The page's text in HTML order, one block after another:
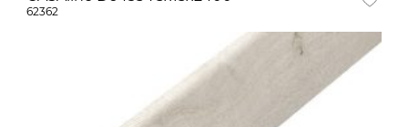
62362